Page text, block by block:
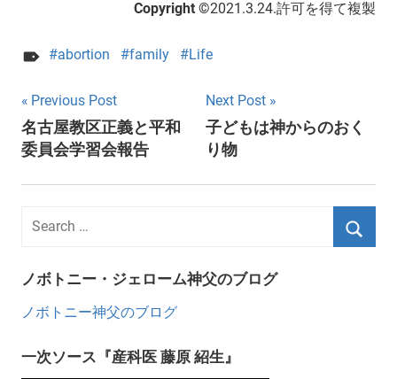
Copyright ©2021.3.24.許可を得て複製
abortion family Life
Post
navigation
Previous Post
名古屋教区正義と平和
委員会学習会報告
Next Post
子どもは神からのおく
り物
ノボトニー・ジェローム神父のブログ
ノボトニー神父のブログ
一次ソース『産科医 藤原 紹生』